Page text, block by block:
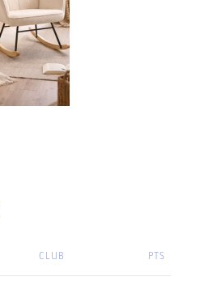
CLUB PTS